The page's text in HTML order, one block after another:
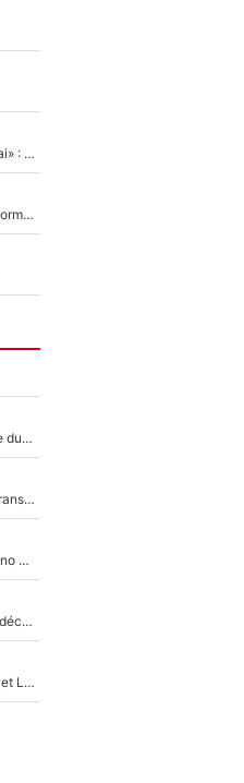
Mercato - OM - «Dès que je prends un club, je t’appellerai» : La promesse de Marcelino au moment de claquer la porte
Victime de racisme contre Murray, Kyrgios pousse un énorme coup de gueule !
Scandale dans la vie privée de Michael Olise : L’annonce du Bayern Munich sur son enfant caché
Yan Diomandé au Real Madrid : La photo qui met fin au transfert de l’été !
Du PSG à la tête de la FIFA pour remplacer Gianni Infantino ? «Il serait un mauvais président», le patron de la Liga s'attaque à Nasser Al-Khelaïfi !
Bradley Barcola : Luis Enrique prêt à l’écarter au PSG, la décision qui va accélérer son transfert à Liverpool ?
La Liga sur beIN SPORTS, c’est terminé : Kylian Mbappé et Lamine Yamal changent de chaîne, «le moment était venu d'ouvrir un nouveau chapitre»